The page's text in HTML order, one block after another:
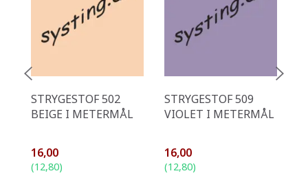
STRYGESTOF 502
BEIGE I METERMÅL
16,00
(12,80)
STRYGESTOF 509
VIOLET I METERMÅL
16,00
(12,80)